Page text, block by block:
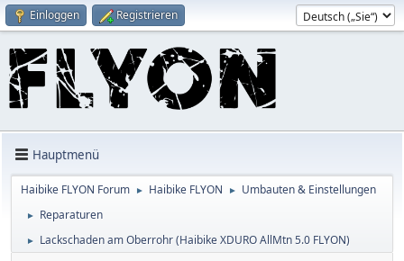
Einloggen Registrieren
Hauptmenü
Haibike FLYON Forum ► Haibike FLYON ► Umbauten & Einstellungen
► Reparaturen
► Lackschaden am Oberrohr (Haibike XDURO AllMtn 5.0 FLYON)